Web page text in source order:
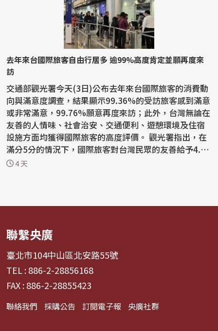
去年來台國際旅客自由行居多 逾99%高度肯定並願再度來
訪
交通部觀光署今天(3日)公布去年來台國際旅客的消費動
向與滿意度調查，結果顯示99.36%的受訪旅客感到滿意
或非常滿意，99.76%願意再度來訪；此外，台灣無論在
友善的人情味、社會治安、交通便利、遊憩環境及住宿
設施方面均獲得國際旅客的高度評價。 觀光署指出，在
滿分5分的情況下，國際旅客對台灣民眾的友善給予4.7
2...4 天
聯繫央廣
臺北市104中山區北安路55號
TEL : 886-2-28856168
FAX : 886-2-28855423
聯絡我們 採購公告 訂閱電子報 央廣社群